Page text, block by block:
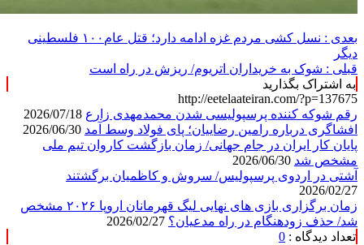
بعدی :
نسل کشی مردم غزه ادامه دارد؛ قتل عام۱۰۰ فلسطینی
دیگر
قبلی : شوک به خریداران اتریوم/ ریزش در راه است
به اشتراک بگذارید
http://eetelaateiran.com/?p=137675
رقم شوکه کننده پرسپولیسی شدن محمدمهدی زارع
افشاگری درباره رامین رضاییان؛ پای فولاد وسط آمد
پایان کار ایران در جام جهانی/ زمان بازگشت کاروان تیم ملی
مشخص شد
آشتی در اردوی پرسپولیس/ سروش و کاظمیان برگشتند
2026/02/27
زمان برگزاری بازی های نهایی لیگ قهرمانان اروپا ۲۰۲۶ مشخص
شد/ حذف زودهنگام در راه مدعیان؟
تعداد دیدگاه : 0